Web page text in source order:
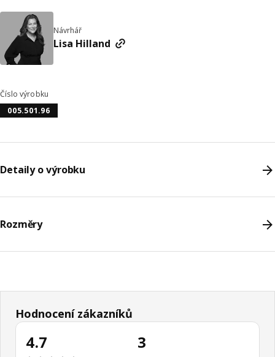
Návrhář
Lisa Hilland
Číslo výrobku
005.501.96
Detaily o výrobku
Rozměry
Hodnocení zákazníků
4.7 3